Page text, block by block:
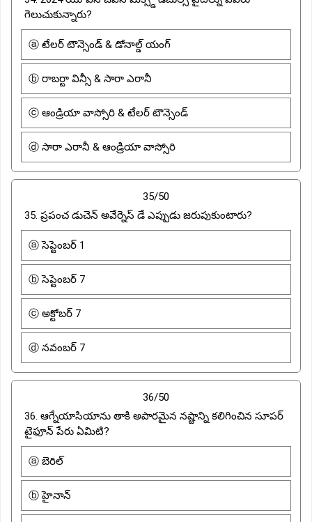
గెలుచుకున్నారు?
ⓐ టేలర్ టౌన్సెండ్ & డోనాల్డ్ యంగ్
ⓑ రాబర్టా విన్సీ & సారా ఎరానీ
ⓒ ఆండ్రియా వాస్సోరి & టేలర్ టౌన్సెండ్
ⓓ సారా ఎరానీ & ఆండ్రియా వాస్సోరి
35/50
35. ప్రపంచ డుచెన్ అవేర్నెస్ డే ఎప్పుడు జరుపుకుంటారు?
ⓐ సెప్టెంబర్ 1
ⓑ సెప్టెంబర్ 7
ⓒ అక్టోబర్ 7
ⓓ నవంబర్ 7
36/50
36. ఆగ్నేయాసియాను తాకి అపారమైన నష్టాన్ని కలిగించిన సూపర్
టైఫూన్ పేరు ఏమిటి?
ⓐ బెరిల్
ⓑ హైనాన్